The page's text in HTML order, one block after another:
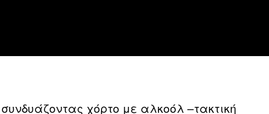
χόρτο με αλκοόλ –τακτική